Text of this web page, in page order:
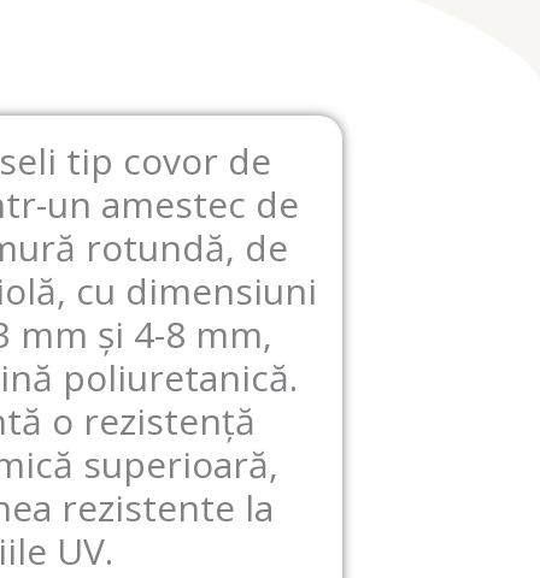
tip covor de
un amestec de
rotundă, de
cu dimensiuni
și 4-8 mm,
poliuretanică.
o rezistență
superioară,
rezistente la
UV.